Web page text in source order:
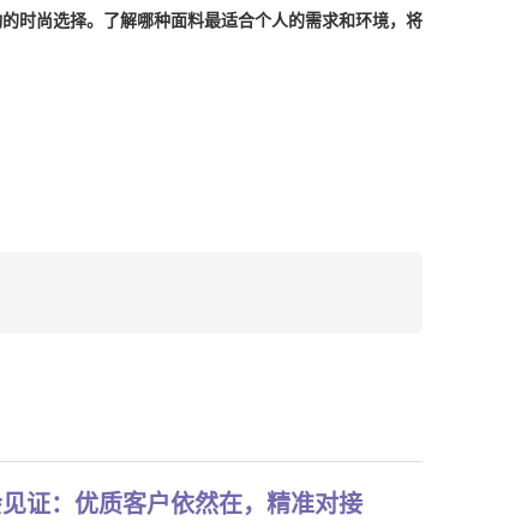
时尚选择。了解哪种面料最适合个人的需求和环境，将
证：优质客户依然在，精准对接